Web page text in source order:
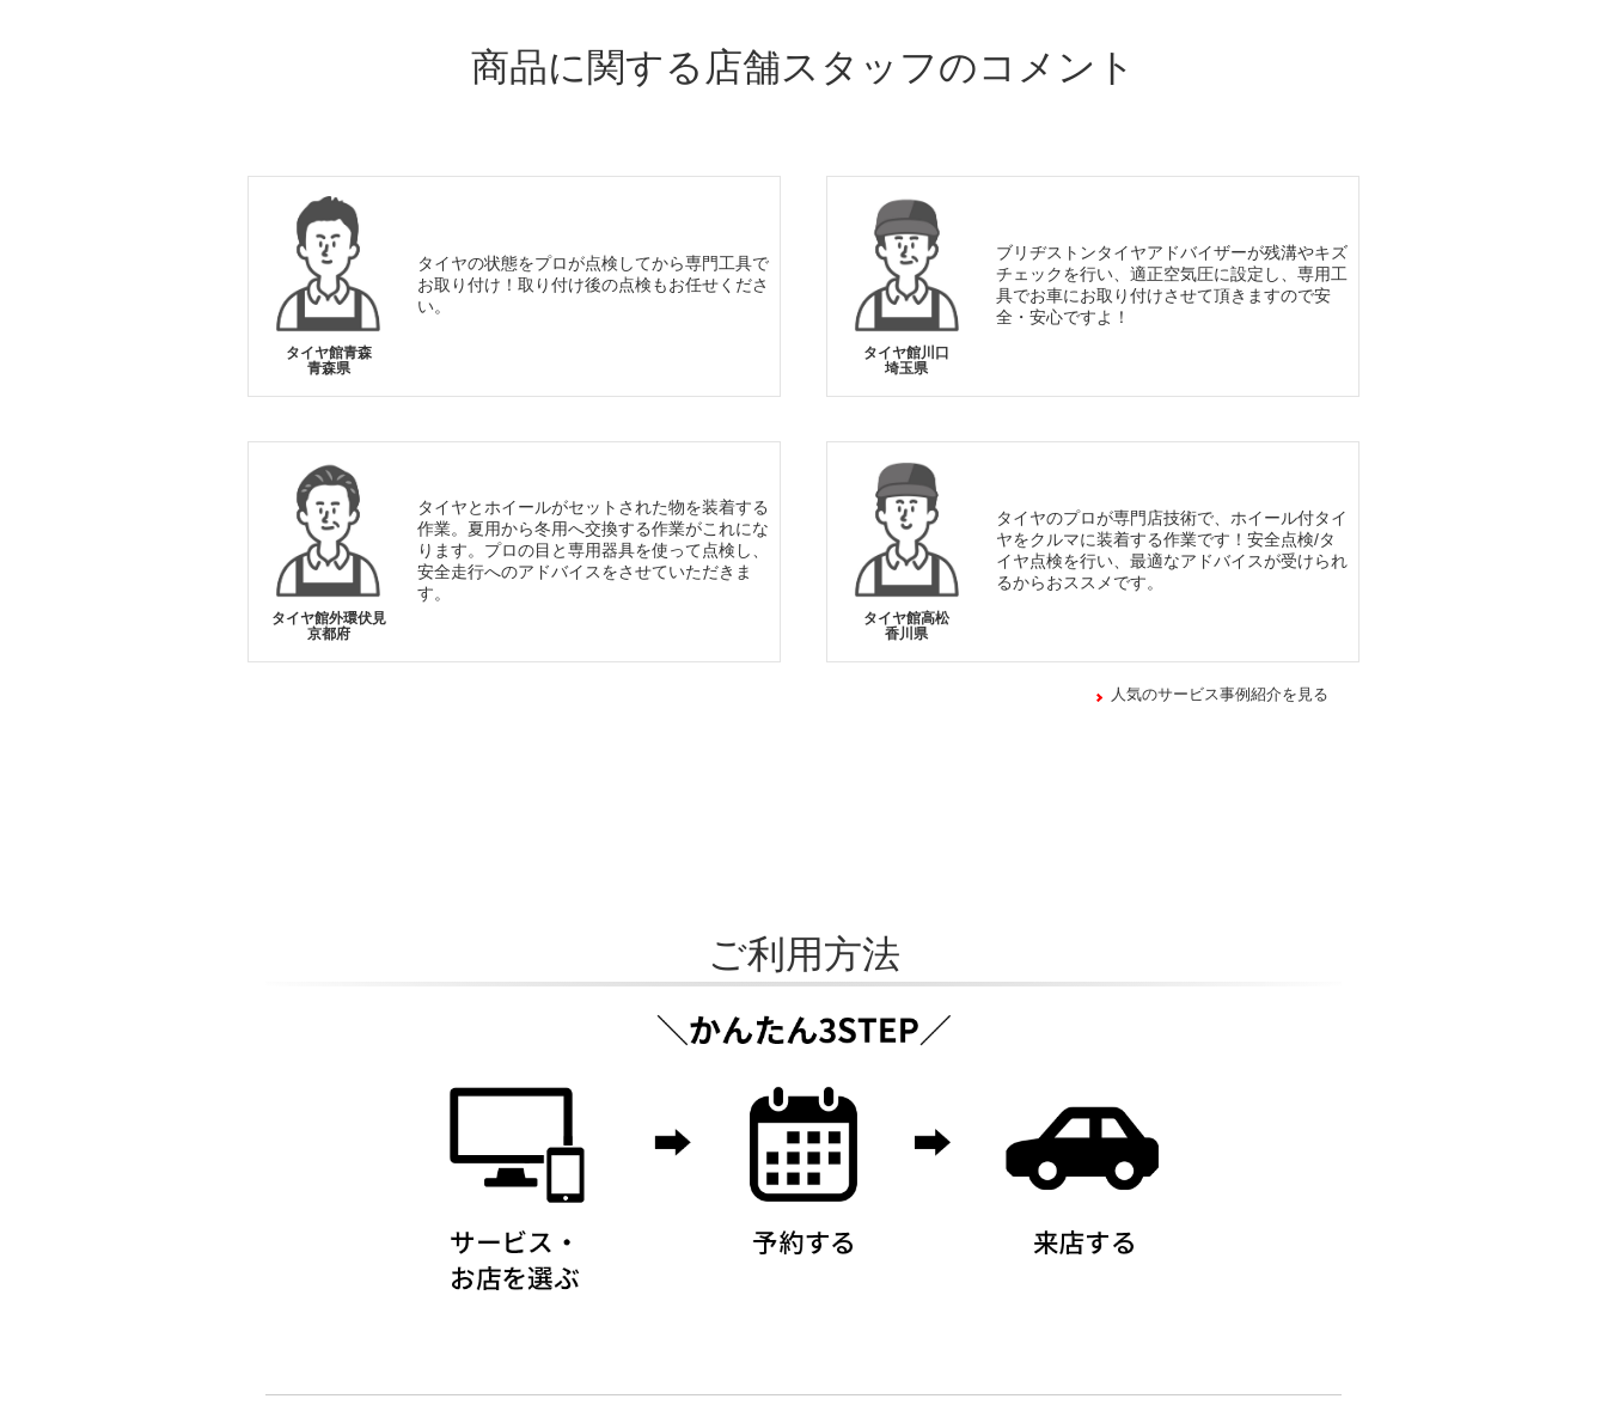
商品に関する店舗スタッフのコメント
タイヤ館青森
青森県
タイヤの状態をプロが点検してから専門工具で
お取り付け！取り付け後の点検もお任せくださ
い。
タイヤ館川口
埼玉県
ブリヂストンタイヤアドバイザーが残溝やキズ
チェックを行い、適正空気圧に設定し、専用工
具でお車にお取り付けさせて頂きますので安
全・安心ですよ！
タイヤ館外環伏見
京都府
タイヤとホイールがセットされた物を装着する
作業。夏用から冬用へ交換する作業がこれにな
ります。プロの目と専用器具を使って点検し、
安全走行へのアドバイスをさせていただきま
す。
タイヤ館高松
香川県
タイヤのプロが専門店技術で、ホイール付タイ
ヤをクルマに装着する作業です！安全点検/タ
イヤ点検を行い、最適なアドバイスが受けられ
るからおススメです。
人気のサービス事例紹介を見る
ご利用方法